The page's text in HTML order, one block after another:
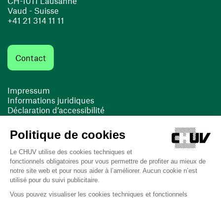
Vaud - Suisse
+41 21 314 11 11
Contact
Impressum
Informations juridiques
Déclaration d’accessibilité
Cookies
(ouvre une nouvelle fenêtre)